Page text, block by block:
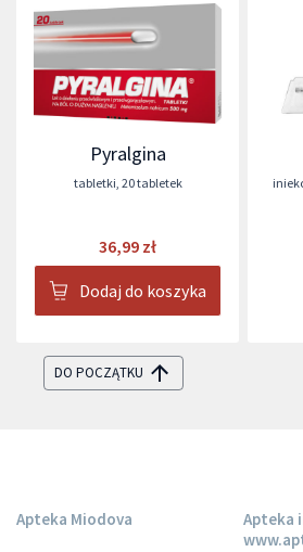
Pyralgina
tabletki, 20 tabletek
36,99 zł
Dodaj do koszyka
DO POCZĄTKU
Apteka Miodova
Apteka